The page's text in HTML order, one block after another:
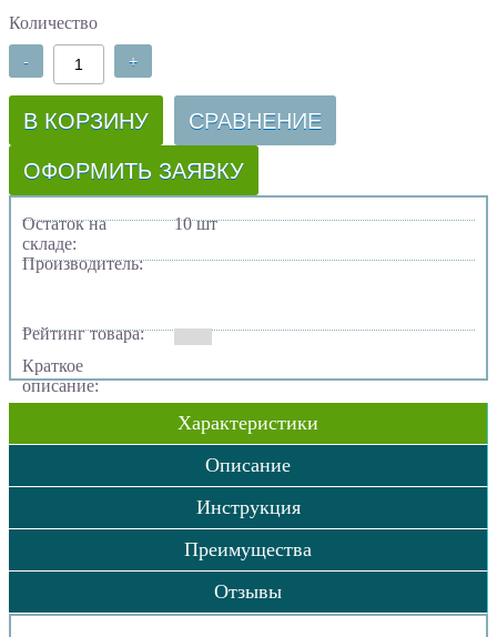
Количество
- +
В КОРЗИНУ СРАВНЕНИЕ
ОФОРМИТЬ ЗАЯВКУ
Остаток на
складе:
10 шт
Производитель:
Рейтинг товара:
Краткое
описание:
Характеристики
Описание
Инструкция
Преимущества
Отзывы